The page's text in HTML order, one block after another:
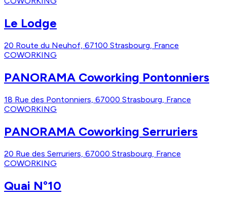
Le Lodge
20 Route du Neuhof, 67100 Strasbourg, France
COWORKING
PANORAMA Coworking Pontonniers
18 Rue des Pontonniers, 67000 Strasbourg, France
COWORKING
PANORAMA Coworking Serruriers
20 Rue des Serruriers, 67000 Strasbourg, France
COWORKING
Quai N°10